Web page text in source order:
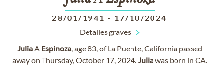
28/01/1941 - 17/10/2024
Detalles graves
JuliaA Espinoza, age 83, of La Puente, California passed
away on Thursday, October 17, 2024.Juliawas born in CA.